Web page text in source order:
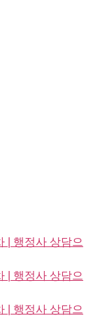
| 행정사 상담으
| 행정사 상담으
| 행정사 상담으